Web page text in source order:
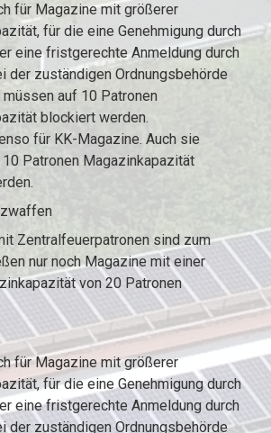
für Magazine mit größerer
für die eine Genehmigung durch
eine fristgerechte Anmeldung durch
der zuständigen Ordnungsbehörde
auf 10 Patronen
blockiert werden.
für KK-Magazine. Auch sie
Patronen Magazinkapazität
Zentralfeuerpatronen sind zum
nur noch Magazine mit einer
von 20 Patronen
für Magazine mit größerer
für die eine Genehmigung durch
eine fristgerechte Anmeldung durch
der zuständigen Ordnungsbehörde